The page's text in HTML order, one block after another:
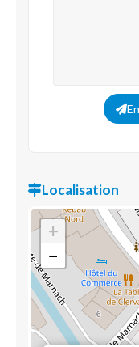
Localisation
+
−